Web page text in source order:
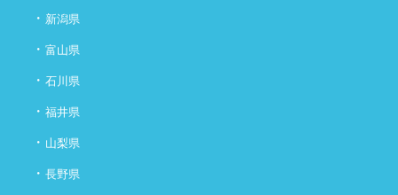
・ 新潟県
・ 富山県
・ 石川県
・ 福井県
・ 山梨県
・ 長野県